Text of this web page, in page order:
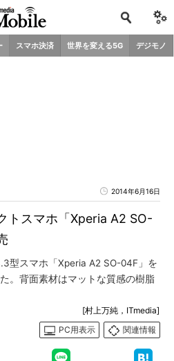
スマホ決済 世界を変える5G デジモノ
2014年6月16日
トスマホ「Xperia A2 SO-
型スマホ「Xperia A2 SO-04F」を
。背面素材はマットな質感の樹脂
[村上万純，ITmedia]
PC用表示
関連情報